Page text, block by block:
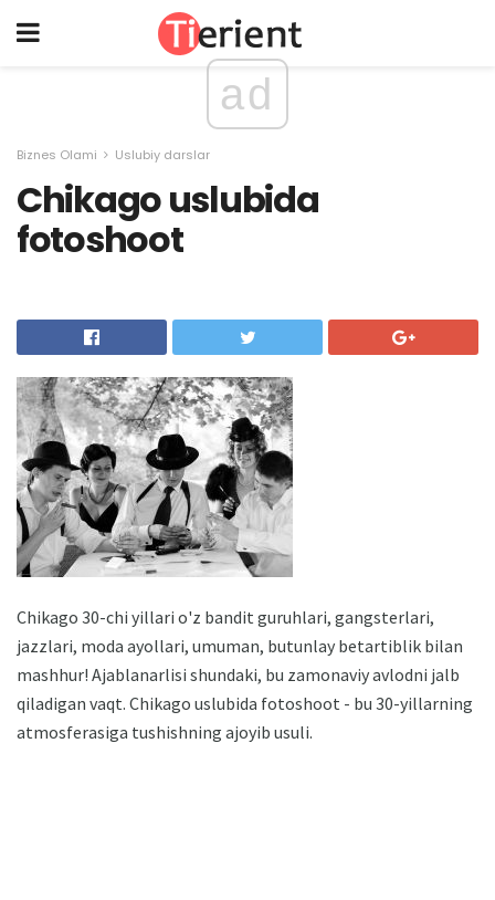
ad
Biznes Olami Uslubiy darslar
Chikago uslubida
fotoshoot
Chikago 30-chi yillari o'z bandit guruhlari, gangsterlari,
jazzlari, moda ayollari, umuman, butunlay betartiblik bilan
mashhur! Ajablanarlisi shundaki, bu zamonaviy avlodni jalb
qiladigan vaqt. Chikago uslubida fotoshoot - bu 30-yillarning
atmosferasiga tushishning ajoyib usuli.